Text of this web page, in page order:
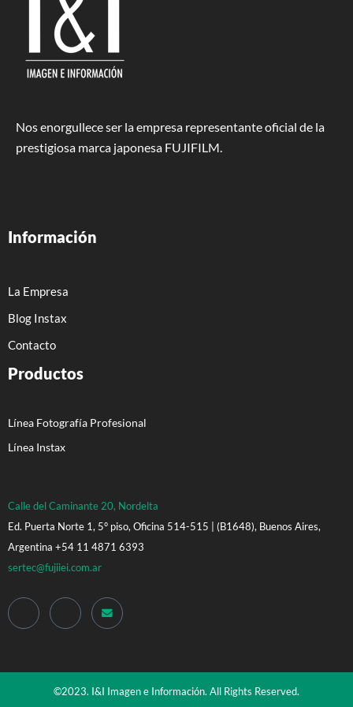
Nos enorgullece ser la empresa representante oficial de la
prestigiosa marca japonesa FUJIFILM.
Información
La Empresa
Blog Instax
Contacto
Productos
Línea Fotografía Profesional
Línea Instax
Calle del Caminante 20, Nordelta
Ed. Puerta Norte 1, 5° piso, Oficina 514-515 | (B1648), Buenos Aires,
Argentina +54 11 4871 6393
sertec@fujiiei.com.ar
©2023. I&I Imagen e Información. All Rights Reserved.